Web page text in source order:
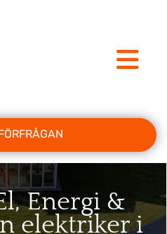
Energi &
elektriker i